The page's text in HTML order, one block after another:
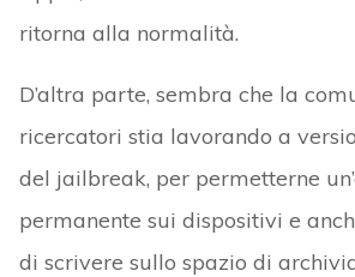
ritorna alla normalità.
D’altra parte, sembra che la
ricercatori stia lavorando a
del jailbreak, per permetterne
permanente sui dispositivi e
di scrivere sullo spazio di